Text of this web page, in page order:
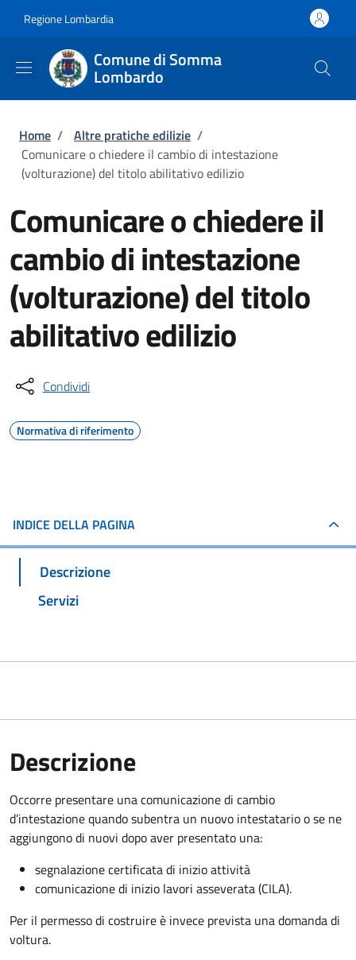
Regione Lombardia
Comune di Somma
Lombardo
Briciole di pane
Home / Altre pratiche edilizie /
Comunicare o chiedere il cambio di intestazione
(volturazione) del titolo abilitativo edilizio
Comunicare o chiedere il
cambio di intestazione
(volturazione) del titolo
abilitativo edilizio
Condividi
Normativa di riferimento
INDICE DELLA PAGINA
Descrizione
Servizi
Descrizione
Occorre presentare una comunicazione di cambio
d’intestazione quando subentra un nuovo intestatario o se ne
aggiungono di nuovi dopo aver presentato una:
segnalazione certificata di inizio attività
comunicazione di inizio lavori asseverata (CILA).
Per il permesso di costruire è invece prevista una domanda di
voltura.